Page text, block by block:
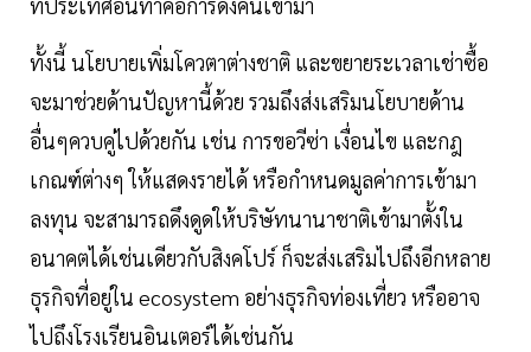
ที่ประเทศอื่นทำคือการดึงคนเข้ามา
ทั้งนี้ นโยบายเพิ่มโควตาต่างชาติ และขยายระเวลาเช่าซื้อ
จะมาช่วยด้านปัญหานี้ด้วย รวมถึงส่งเสริมนโยบายด้าน
อื่นๆควบคู่ไปด้วยกัน เช่น การขอวีซ่า เงื่อนไข และกฎ
เกณฑ์ต่างๆ ให้แสดงรายได้ หรือกำหนดมูลค่าการเข้ามา
ลงทุน จะสามารถดึงดูดให้บริษัทนานาชาติเข้ามาตั้งใน
อนาคตได้เช่นเดียวกับสิงคโปร์ ก็จะส่งเสริมไปถึงอีกหลาย
ธุรกิจที่อยู่ใน ecosystem อย่างธุรกิจท่องเที่ยว หรืออาจ
ไปถึงโรงเรียนอินเตอร์ได้เช่นกัน